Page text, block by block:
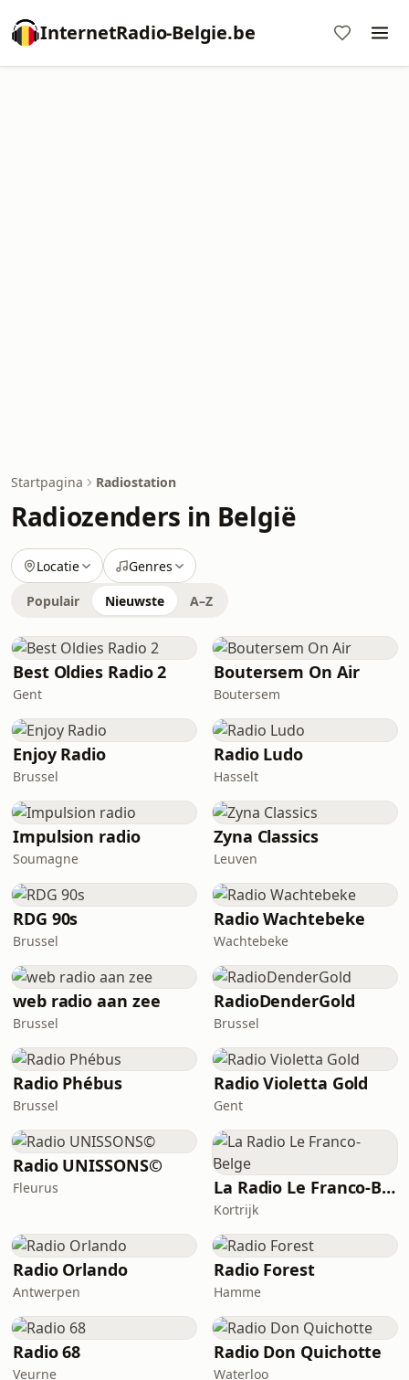
InternetRadio-Belgie.be
Startpagina Radiostation
Radiozenders in België
Locatie Genres
Populair Nieuwste A–Z
Best Oldies Radio 2
Gent
Boutersem On Air
Boutersem
Enjoy Radio
Brussel
Radio Ludo
Hasselt
Impulsion radio
Soumagne
Zyna Classics
Leuven
RDG 90s
Brussel
Radio Wachtebeke
Wachtebeke
web radio aan zee
Brussel
RadioDenderGold
Brussel
Radio Phébus
Brussel
Radio Violetta Gold
Gent
Radio UNISSONS©
Fleurus La Radio Le Franco-Belge
Kortrijk
Radio Orlando
Antwerpen
Radio Forest
Hamme
Radio 68
Veurne
Radio Don Quichotte
Waterloo